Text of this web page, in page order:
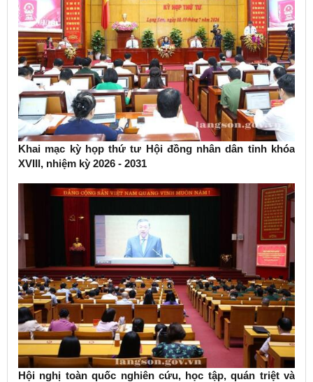
Khai mạc kỳ họp thứ tư Hội đồng nhân dân tỉnh khóa
XVIII, nhiệm kỳ 2026 - 2031
Hội nghị toàn quốc nghiên cứu, học tập, quán triệt và